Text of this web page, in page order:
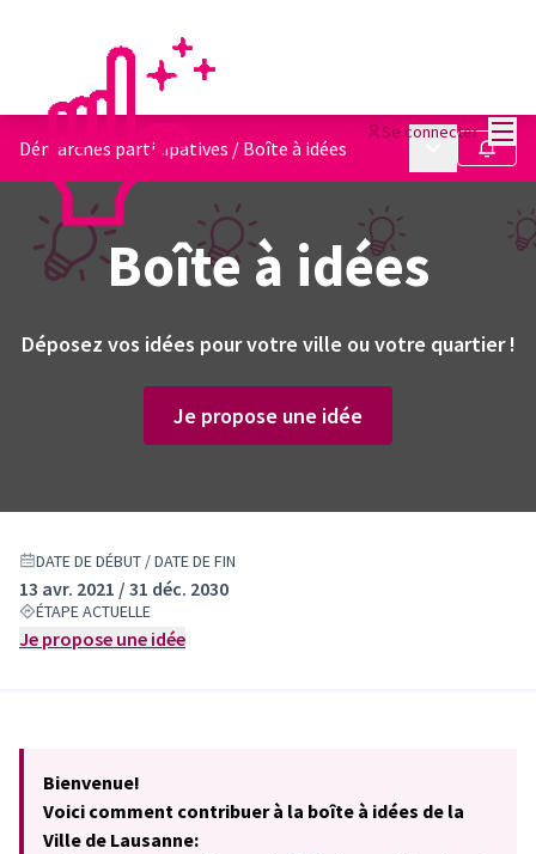
Se connecter
Démarches participatives / Boîte à idées Menu Suivre
Boîte à idées
Déposez vos idées pour votre ville ou votre quartier !
Je propose une idée
DATE DE DÉBUT / DATE DE FIN
13 avr. 2021 / 31 déc. 2030
ÉTAPE ACTUELLE
Je propose une idée
Bienvenue!
Voici comment contribuer à la boîte à idées de la
Ville de Lausanne: